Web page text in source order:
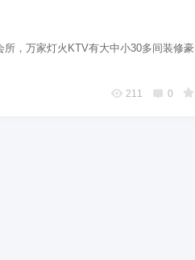
，万家灯火KTV有大中小30多间装修豪
211 0